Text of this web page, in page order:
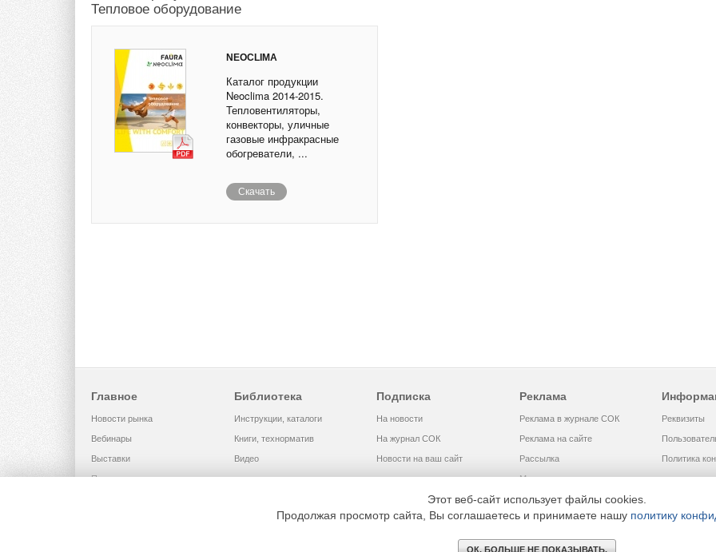
Тепловое оборудование
NEOCLIMA
Каталог продукции
Neoclima 2014-2015.
Тепловентиляторы,
конвекторы, уличные
газовые инфракрасные
обогреватели, ...
Скачать
Главное
Новости рынка
Вебинары
Выставки
Помощь
Библиотека
Инструкции, каталоги
Книги, технорматив
Видео
Подписка
На новости
На журнал СОК
Новости на ваш сайт
Реклама
Реклама в журнале СОК
Реклама на сайте
Рассылка
Медиакит
Реквизиты
Политика
© 2002 - 2026 OOO Издательский дом «МЕДИА ТЕХНОЛОДЖИ» +7 (495) 665-00-00
Этот веб-сайт использует файлы cookies.
Продолжая просмотр сайта, Вы соглашаетесь и принимаете нашу политику
ОК. БОЛЬШЕ НЕ ПОКАЗЫВАТЬ.